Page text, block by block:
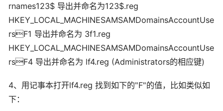
rnames123$ 导出并命名为123$.reg
HKEY_LOCAL_MACHINESAMSAMDomainsAccountUse
rsF1 导出并命名为 3f1.reg
HKEY_LOCAL_MACHINESAMSAMDomainsAccountUse
rsF4 导出并命名为 lf4.reg (Administrators的相应键)
4、用记事本打开lf4.reg 找到如下的"F"的值，比如类似如
下：